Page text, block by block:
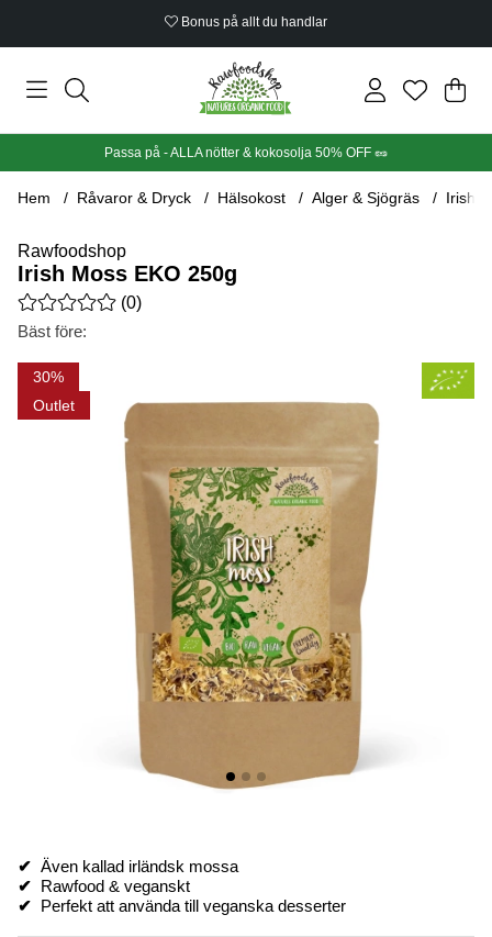
Bonus på allt du handlar
Din
.
Passa på - ALLA nötter & kokosolja 50% OFF 🥜
Hem Råvaror & Dryck Hälsokost Alger & Sjögräs Irish
Rawfoodshop
Irish Moss EKO 250g
Medelbetyg 0 av 5 Antal betyg 0
(0)
Bäst före:
30
Outlet
Produktbilder Irish Moss EKO 250g
✔ Även kallad irländsk mossa
✔
Rawfood & veganskt
✔
Perfekt att använda till veganska desserter